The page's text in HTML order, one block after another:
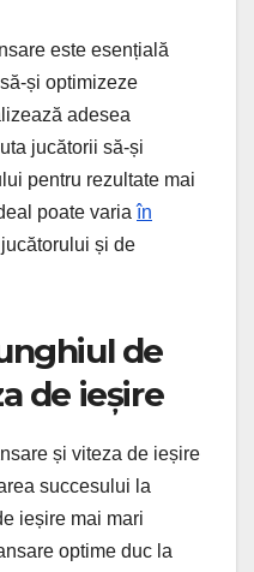
este esențială
și optimizeze
adesea
jucătorii să-și
pentru rezultate mai
poate variaîn
și de
de
de ieșire
și viteza de ieșire
succesului la
ieșire mai mari
optime duc la